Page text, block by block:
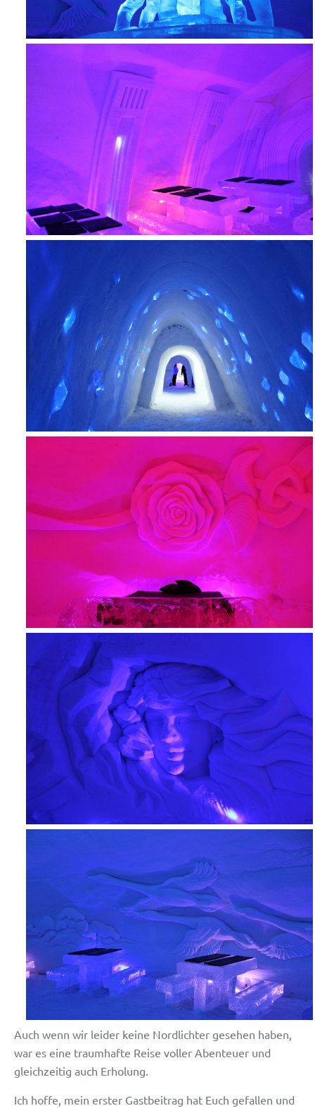
Auch wenn wir leider keine Nordlichter gesehen haben,
war es eine traumhafte Reise voller Abenteuer und
gleichzeitig auch Erholung.
Ich hoffe, mein erster Gastbeitrag hat Euch gefallen und